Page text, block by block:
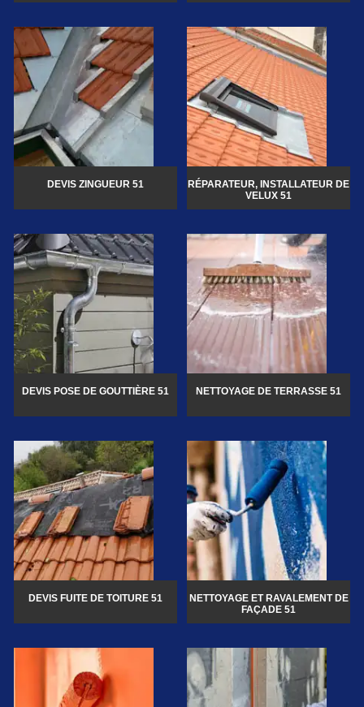
DEVIS ZINGUEUR 51
RÉPARATEUR, INSTALLATEUR DE
VELUX 51
DEVIS POSE DE GOUTTIÈRE 51 NETTOYAGE DE TERRASSE 51
DEVIS FUITE DE TOITURE 51
NETTOYAGE ET RAVALEMENT DE
FAÇADE 51